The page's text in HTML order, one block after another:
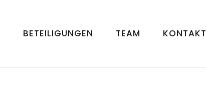
BETEILIGUNGEN TEAM KONTAKT